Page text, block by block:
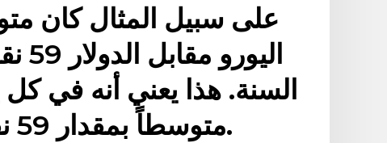
على سبيل المثال كان
السنة. هذا يعني أنه في
متوسطاً بمقدار 59 نقطة للأعلى أو للأسفل.